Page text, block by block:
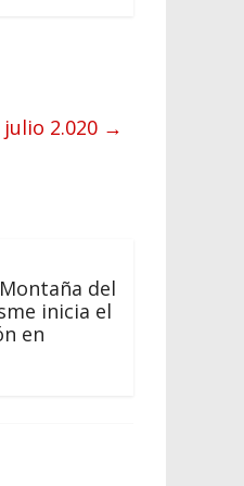
2.020 →
del
inicia el
en